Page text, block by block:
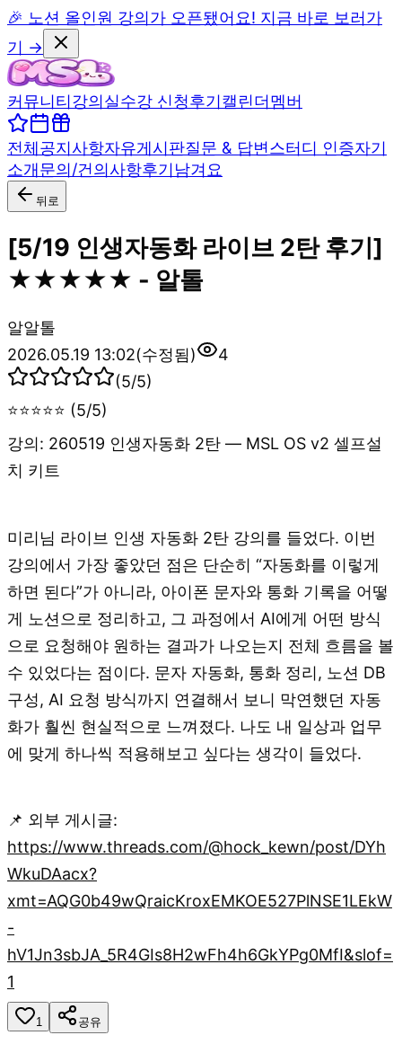
🎉 노션 올인원 강의가 오픈됐어요! 지금 바로 보러가
기 →
커뮤니티강의실수강 신청후기캘린더멤버
전체공지사항자유게시판질문 & 답변스터디 인증자기
소개문의/건의사항후기남겨요
뒤로
[5/19 인생자동화 라이브 2탄 후기]
★★★★★ - 알톨
알알톨
2026.05.19 13:02(수정됨)
4
(5/5)
⭐⭐⭐⭐⭐ (5/5)
강의: 260519 인생자동화 2탄 — MSL OS v2 셀프설
치 키트
미리님 라이브 인생 자동화 2탄 강의를 들었다. 이번
강의에서 가장 좋았던 점은 단순히 “자동화를 이렇게
하면 된다”가 아니라, 아이폰 문자와 통화 기록을 어떻
게 노션으로 정리하고, 그 과정에서 AI에게 어떤 방식
으로 요청해야 원하는 결과가 나오는지 전체 흐름을 볼
수 있었다는 점이다. 문자 자동화, 통화 정리, 노션 DB
구성, AI 요청 방식까지 연결해서 보니 막연했던 자동
화가 훨씬 현실적으로 느껴졌다. 나도 내 일상과 업무
에 맞게 하나씩 적용해보고 싶다는 생각이 들었다.
📌 외부 게시글:
https://www.threads.com/@hock_kewn/post/DYh
WkuDAacx?
xmt=AQG0b49wQraicKroxEMKOE527PlNSE1LEkW
-
hV1Jn3sbJA_5R4GIs8H2wFh4h6GkYPg0MfI&slof=
1
1 공유